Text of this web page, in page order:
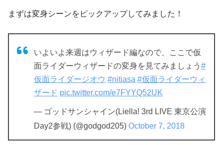
まずは変身シーンをピックアップしてみました！
いよいよ来週はウィザード編なので、ここで仮
面ライダーウィザードの変身を見てみましょう #
仮面ライダージオウ #nitiasa #仮面ライダーウィ
ザード pic.twitter.com/e7FYYQ52UK
— ゴッドサンシャイン(Liella! 3rd LIVE 東京公演
Day2参戦) (@godgod205) October 7, 2018